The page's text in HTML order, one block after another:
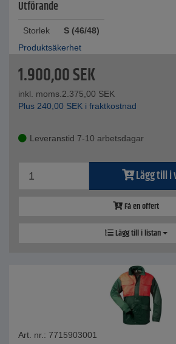
Utförande
Storlek
S (46/48)
Produktsäkerhet
1.900,00SEK
inkl. moms.2.375,00 SEK
Plus 240,00 SEK i fraktkostnad
Leveranstid 7-10 arbetsdagar
Lägg till i
Få en offert
Lägg till i listan
Art. nr.: 7715903001